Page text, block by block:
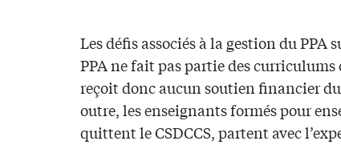
Les défis associés à la gestion du
PPA ne fait pas partie des curriculums
reçoit donc aucun soutien financier
outre, les enseignants formés pour
quittent le CSDCCS, partent avec